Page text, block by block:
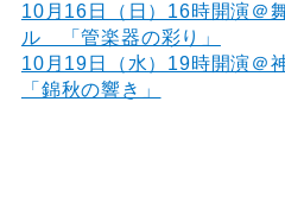
10月16日（日）16時開演＠
ル 「管楽器の彩り」
10月19日（水）19時開演＠
「錦秋の響き」